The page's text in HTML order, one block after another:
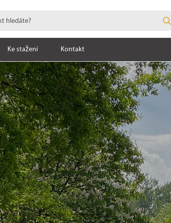
Ke stažení Kontakt